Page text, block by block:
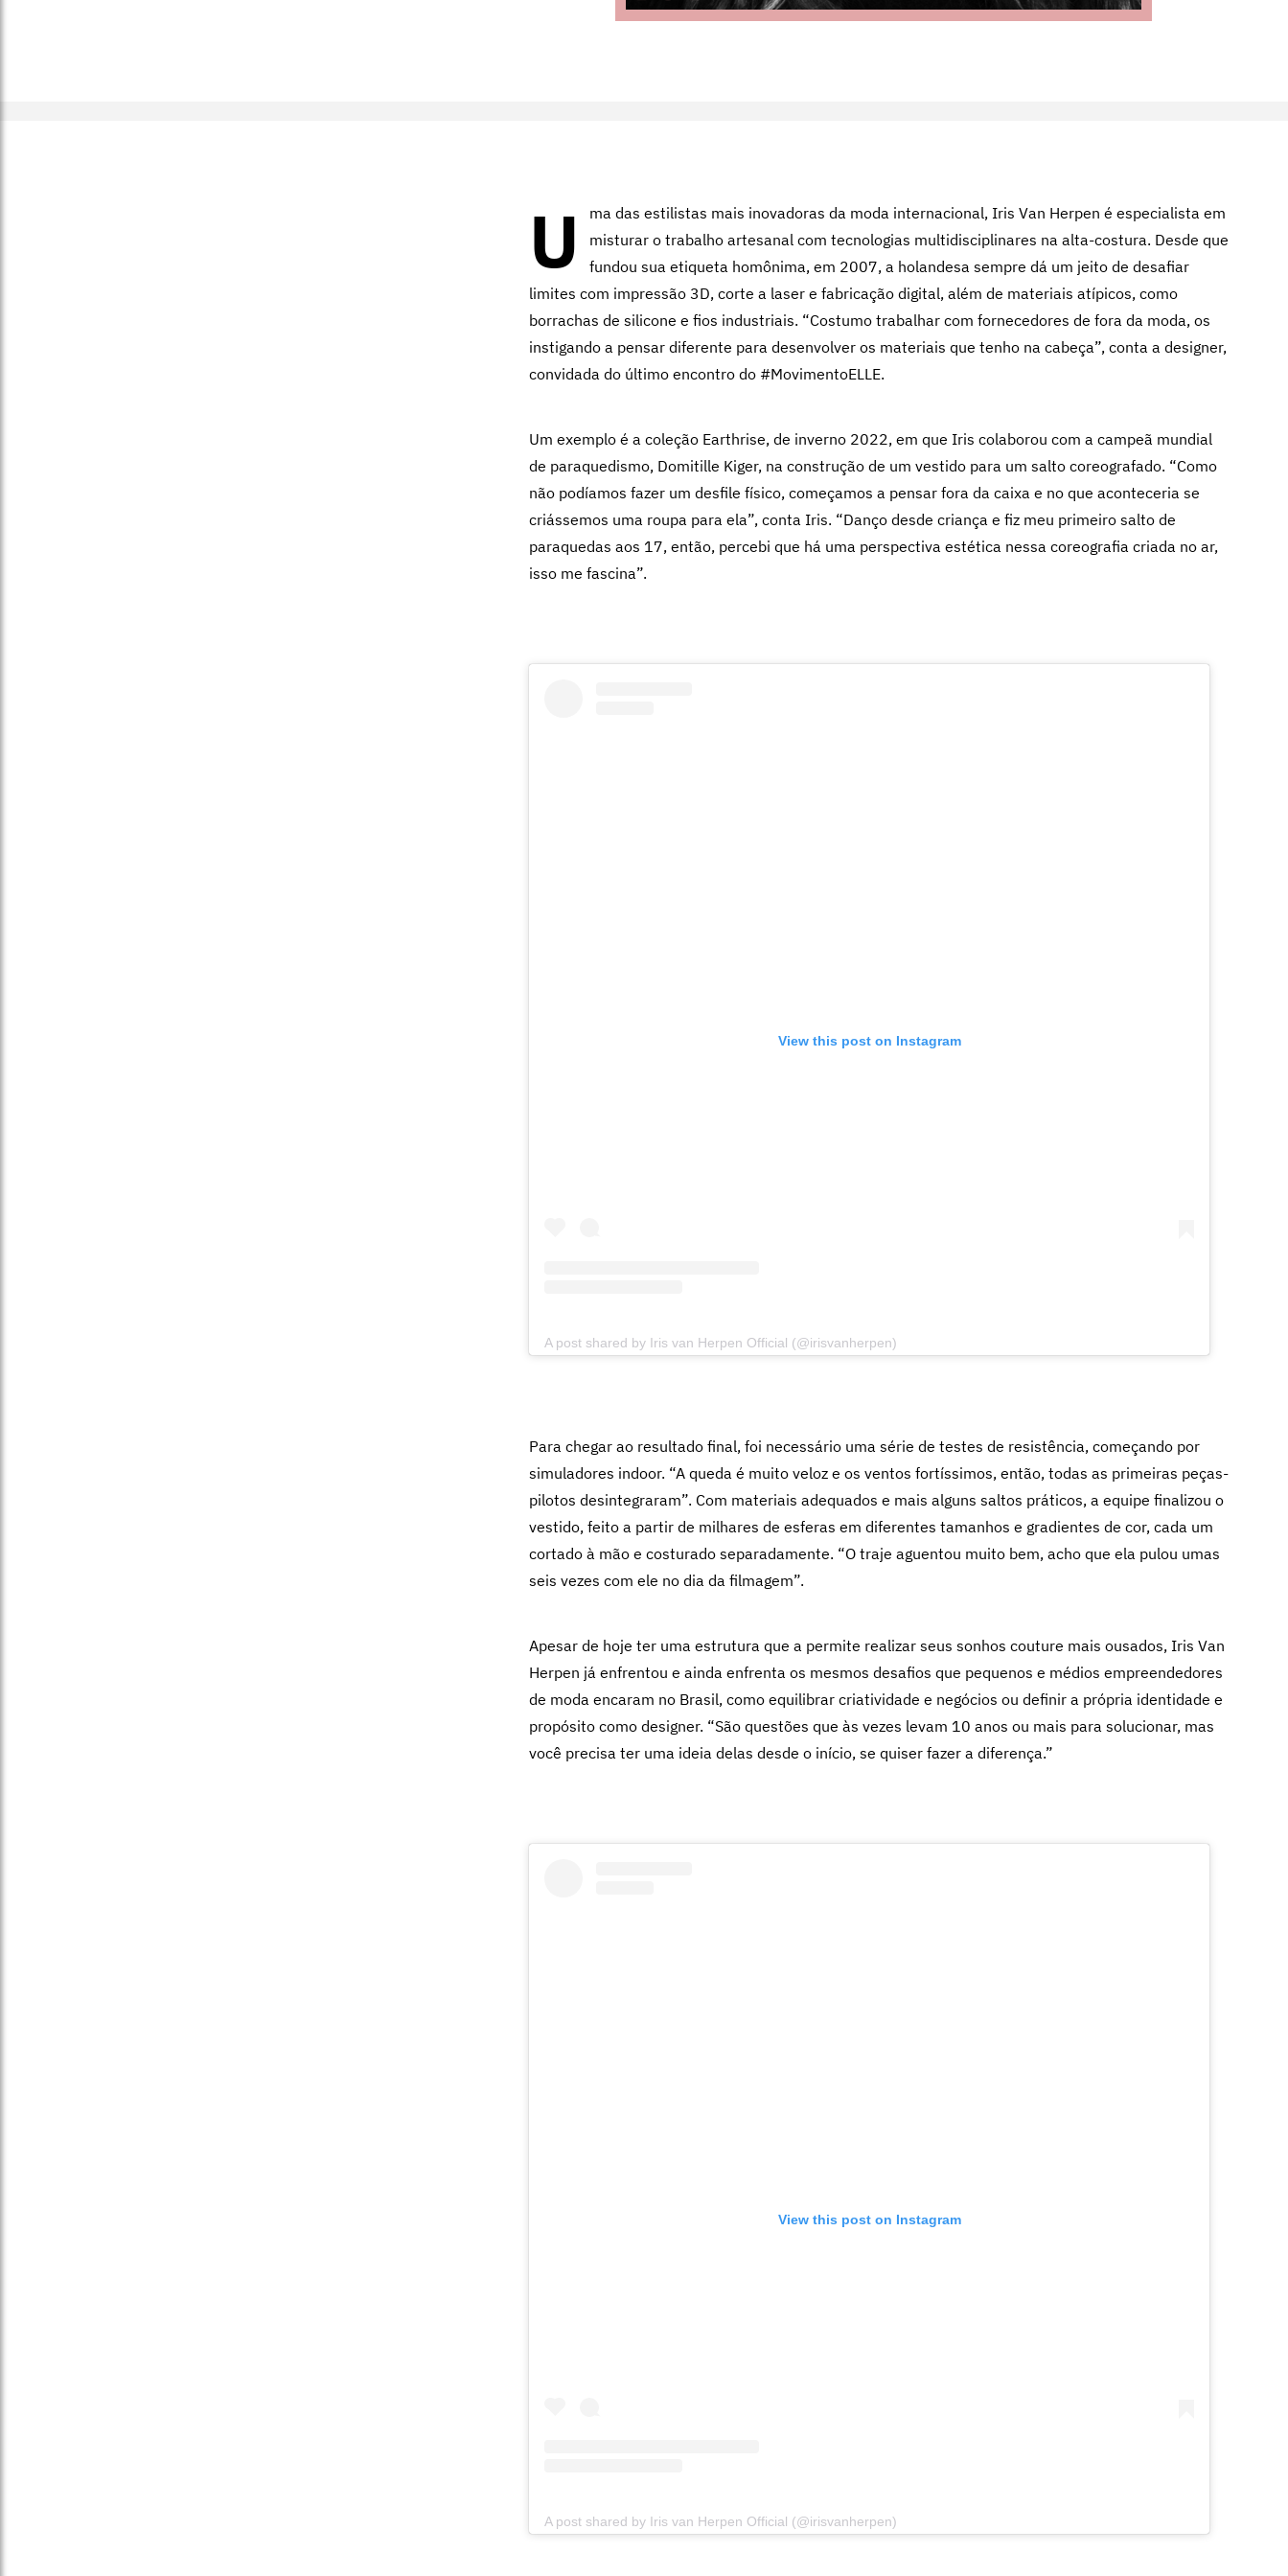
U
ma das estilistas mais inovadoras da moda internacional, Iris Van Herpen é especialista em
misturar o trabalho artesanal com tecnologias multidisciplinares na alta-costura. Desde que
fundou sua etiqueta homônima, em 2007, a holandesa sempre dá um jeito de desafiar
limites com impressão 3D, corte a laser e fabricação digital, além de materiais atípicos, como
borrachas de silicone e fios industriais. “Costumo trabalhar com fornecedores de fora da moda, os
instigando a pensar diferente para desenvolver os materiais que tenho na cabeça”, conta a designer,
convidada do último encontro do #MovimentoELLE.
Um exemplo é a coleção Earthrise, de inverno 2022, em que Iris colaborou com a campeã mundial
de paraquedismo, Domitille Kiger, na construção de um vestido para um salto coreografado. “Como
não podíamos fazer um desfile físico, começamos a pensar fora da caixa e no que aconteceria se
criássemos uma roupa para ela”, conta Iris. “Danço desde criança e fiz meu primeiro salto de
paraquedas aos 17, então, percebi que há uma perspectiva estética nessa coreografia criada no ar,
isso me fascina”.
View this post on Instagram
A post shared by Iris van Herpen Official (@irisvanherpen)
Para chegar ao resultado final, foi necessário uma série de testes de resistência, começando por
simuladores indoor. “A queda é muito veloz e os ventos fortíssimos, então, todas as primeiras peças-
pilotos desintegraram”. Com materiais adequados e mais alguns saltos práticos, a equipe finalizou o
vestido, feito a partir de milhares de esferas em diferentes tamanhos e gradientes de cor, cada um
cortado à mão e costurado separadamente. “O traje aguentou muito bem, acho que ela pulou umas
seis vezes com ele no dia da filmagem”.
Apesar de hoje ter uma estrutura que a permite realizar seus sonhos couture mais ousados, Iris Van
Herpen já enfrentou e ainda enfrenta os mesmos desafios que pequenos e médios empreendedores
de moda encaram no Brasil, como equilibrar criatividade e negócios ou definir a própria identidade e
propósito como designer. “São questões que às vezes levam 10 anos ou mais para solucionar, mas
você precisa ter uma ideia delas desde o início, se quiser fazer a diferença.”
View this post on Instagram
A post shared by Iris van Herpen Official (@irisvanherpen)